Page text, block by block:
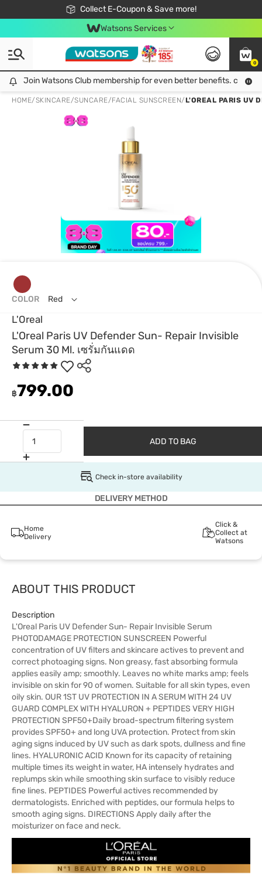
Collect E-Coupon & Save more!
🎉Extra 10% Off Your First Online Order!
📦Free Delivery when shop 499฿
Be Watsons member!
Watsons Services
0
Join Watsons Club membership for even better benefits. click!
Join Watsons Club membership for even better benefits. click!
HOME/SKINCARE/SUNCARE/FACIAL SUNSCREEN/L'OREAL PARIS UV
L'Oreal
L'Oreal Paris UV Defender Sun- Repair Invisible
Serum 30 Ml. เซรั่มกันแดด
฿799.00
COLOR Red
ADD TO BAG
Check in-store availability
DELIVERY METHOD
Home
Delivery
Click &
Collect at
Watsons
ABOUT THIS PRODUCT
Description
L'Oreal Paris UV Defender Sun- Repair Invisible Serum
PHOTODAMAGE PROTECTION SUNSCREEN Powerful
concentration of UV filters and skincare actives to prevent and
correct photoaging signs. Non greasy, fast absorbing formula
applies easily amp; smoothly. Leaves no white marks amp; feels
invisible on skin for 90 of women. Suitable for all skin types, even
oily skin. OUR 1ST UV PROTECTION IN A SERUM WITH 24 UV
GUARD COMPLEX WITH HYALURON + PEPTIDES VERY HIGH
PROTECTION SPF50+Daily broad-spectrum filtering system
provides SPF50+ and long UVA protection. Protect from skin
aging signs induced by UV such as dark spots, dullness and fine
lines. HYALURONIC ACID Known for its capacity of retaining
multiple times its weight in water, HA intensely hydrates and
replumps skin while smoothing skin surface to visibly reduce
fine lines. PEPTIDES Powerful actives recommended by
dermatologists. Enriched with peptides, our formula helps to
smooth aging signs. DIRECTIONS Apply daily after the
moisturizer on face and neck.